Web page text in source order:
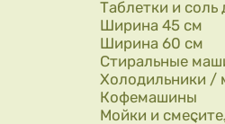
Таблетки и
Ширина 45 см
Ширина 60 см
Стиральные
Холодильники /
Кофемашины
Мойки и